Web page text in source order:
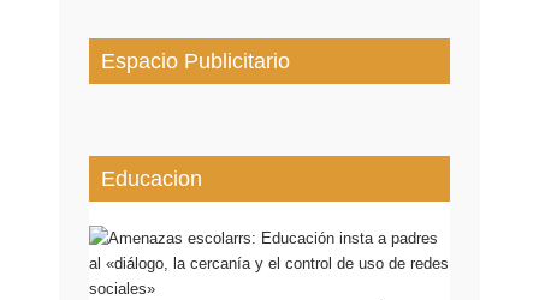
Espacio Publicitario
Educacion